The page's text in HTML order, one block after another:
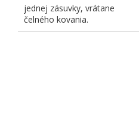
jednej zásuvky, vrátane
čelného kovania.